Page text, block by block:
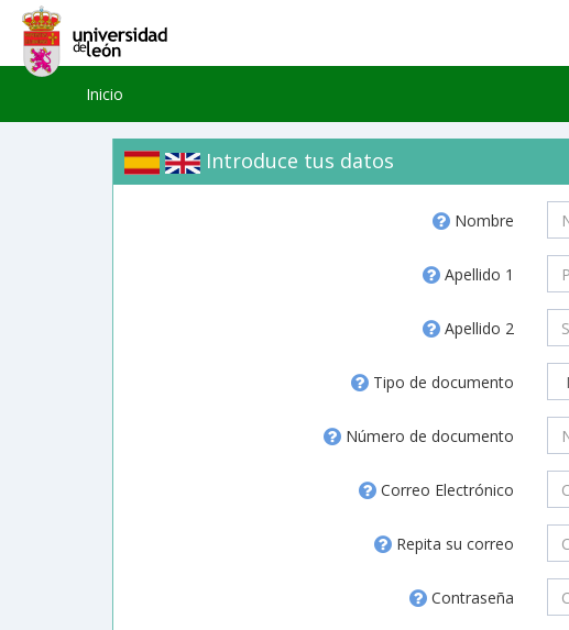
Inicio
Introduce tus datos
Nombre
Apellido 1
Apellido 2
Tipo de documento
Número de documento
Correo Electrónico
Repita su correo
Contraseña